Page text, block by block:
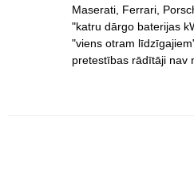
Maserati, Ferrari,
"katru dārgo baterijas
"viens otram
pretestības rādītāji nav